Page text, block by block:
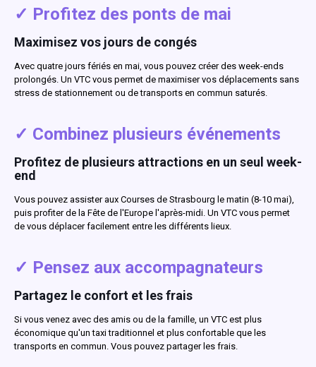
✓ Profitez des ponts de mai
Maximisez vos jours de congés
Avec quatre jours fériés en mai, vous pouvez créer des week-ends
prolongés. Un VTC vous permet de maximiser vos déplacements sans
stress de stationnement ou de transports en commun saturés.
✓ Combinez plusieurs événements
Profitez de plusieurs attractions en un seul week-
end
Vous pouvez assister aux Courses de Strasbourg le matin (8-10 mai),
puis profiter de la Fête de l'Europe l'après-midi. Un VTC vous permet
de vous déplacer facilement entre les différents lieux.
✓ Pensez aux accompagnateurs
Partagez le confort et les frais
Si vous venez avec des amis ou de la famille, un VTC est plus
économique qu'un taxi traditionnel et plus confortable que les
transports en commun. Vous pouvez partager les frais.